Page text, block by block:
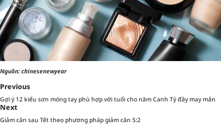
Nguồn: chinesenewyear
Previous
Gợi ý 12 kiểu sơn móng tay phù hợp với tuổi cho năm Canh Tý đầy may mắn
Next
Giảm cân sau Tết theo phương pháp giảm cân 5:2